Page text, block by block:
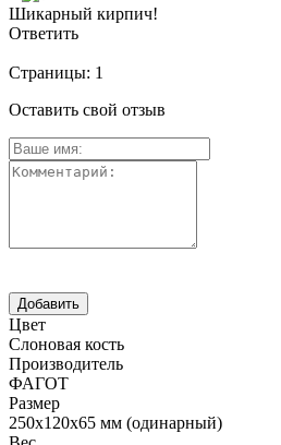
Шикарный кирпич!
Ответить
Страницы: 1
Оставить свой отзыв
Цвет
Слоновая кость
Производитель
ФАГОТ
Размер
250х120х65 мм (одинарный)